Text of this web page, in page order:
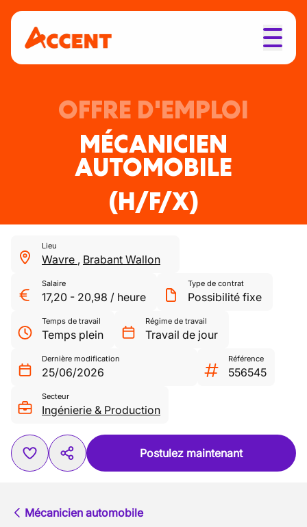
OFFRE D'EMPLOI
MÉCANICIEN
AUTOMOBILE
(H/F/X)
Lieu
Wavre , Brabant Wallon
Salaire
17,20 - 20,98 / heure
Type de contrat
Possibilité fixe
Temps de travail
Temps plein
Régime de travail
Travail de jour
Dernière modification
25/06/2026
Référence
556545
Secteur
Ingénierie & Production
Postulez maintenant
Mécanicien automobile